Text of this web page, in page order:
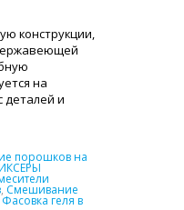
конструкции,
на
деталей и
порошков на
, Смешивание
Фасовка геля в